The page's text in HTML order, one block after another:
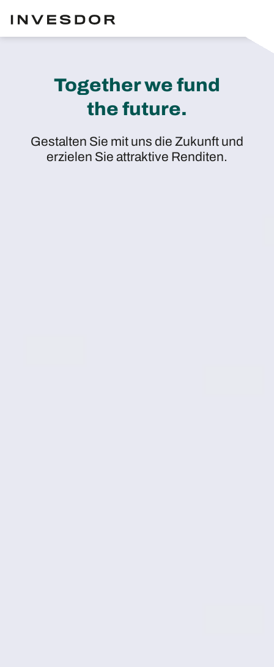
Together we fund
the future.
Gestalten Sie mit uns die Zukunft und
erzielen Sie attraktive Renditen.